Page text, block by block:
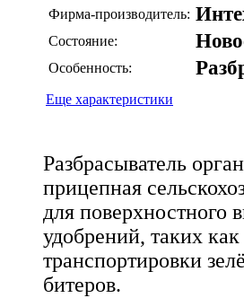
Фирма-производитель:
Состояние:
Особенность:
Еще характеристики
Разбрасыватель
прицепная
для поверхностного
удобрений, таких
транспортировки
битеров.